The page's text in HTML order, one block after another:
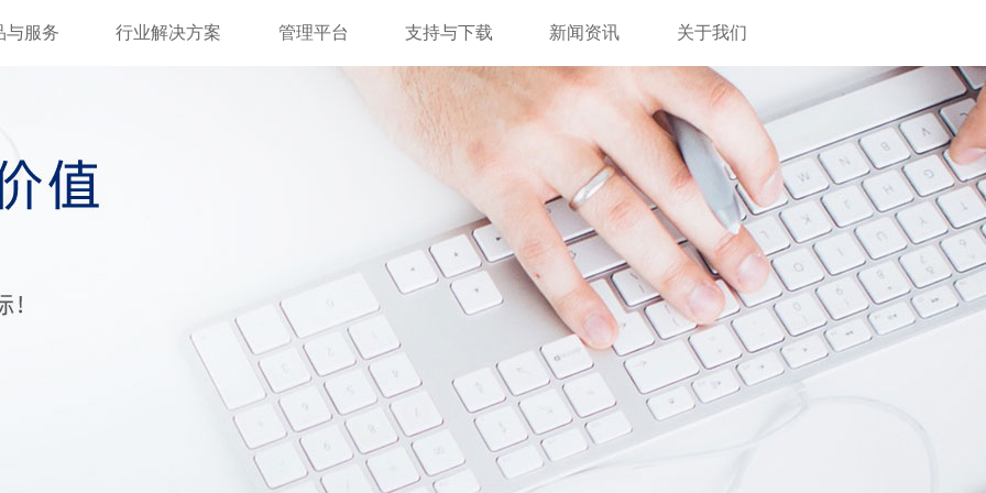
与服务 行业解决方案 管理平台 支持与下载 新闻资讯 关于我们